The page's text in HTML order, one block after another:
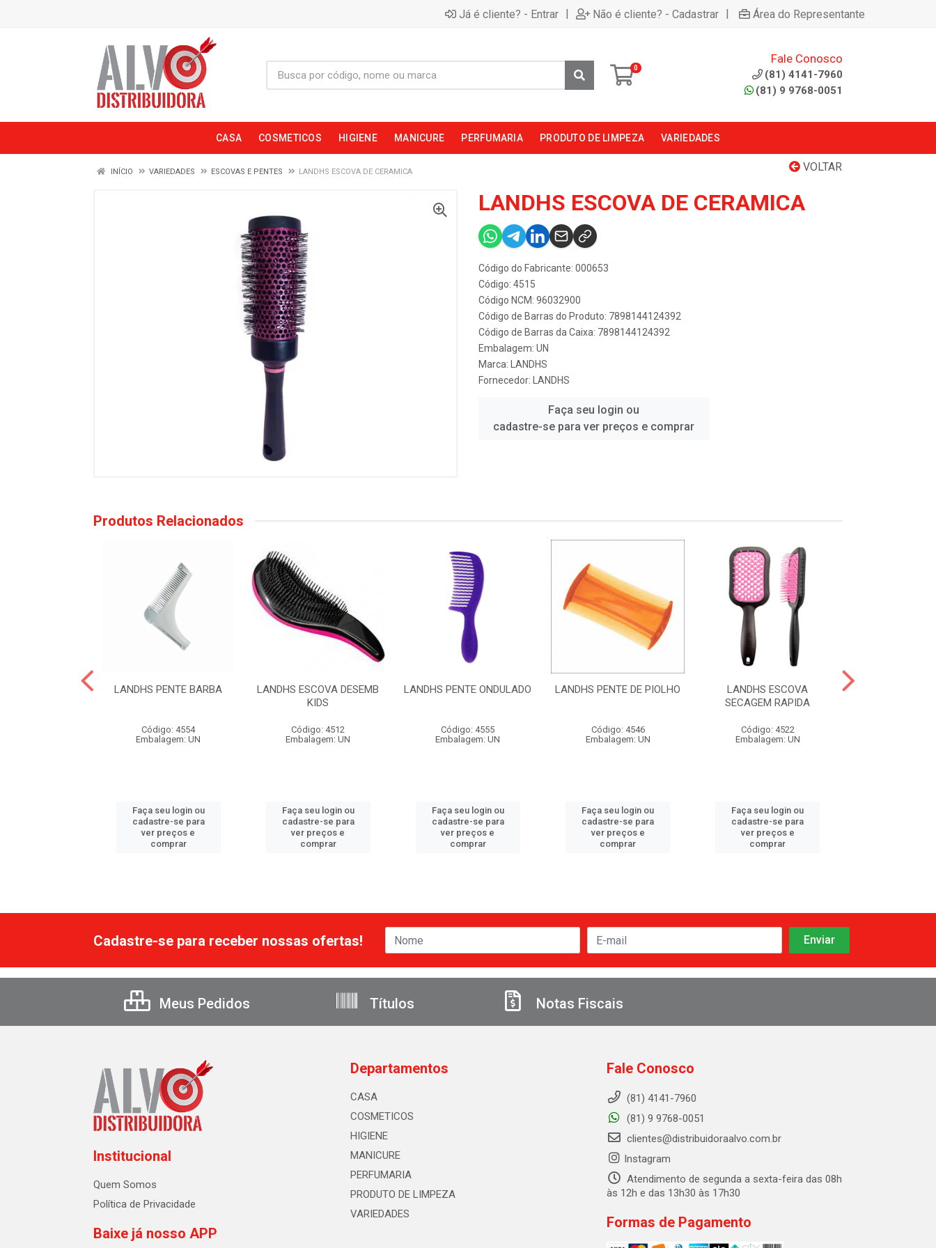
Já é cliente? - Entrar | Não é cliente? - Cadastrar | Área do Representante
0
Fale Conosco
(81) 4141-7960
(81) 9 9768-0051
CASA COSMETICOS HIGIENE MANICURE PERFUMARIA PRODUTO DE LIMPEZA VARIEDADES
VOLTAR
INÍCIO VARIEDADES ESCOVAS E PENTES LANDHS ESCOVA DE CERAMICA
LANDHS ESCOVA DE CERAMICA
Código do Fabricante: 000653
Código: 4515
Código NCM: 96032900
Código de Barras do Produto: 7898144124392
Código de Barras da Caixa: 7898144124392
Embalagem: UN
Marca:
LANDHS
Fornecedor:
LANDHS
Faça seu login ou
cadastre-se para ver preços e comprar
Produtos Relacionados
LANDHS PENTE BARBA
Código: 4554
Embalagem: UN
Faça seu login ou
cadastre-se para
ver preços e
comprar
LANDHS ESCOVA DESEMB
KIDS
Código: 4512
Embalagem: UN
Faça seu login ou
cadastre-se para
ver preços e
comprar
LANDHS PENTE ONDULADO
Código: 4555
Embalagem: UN
Faça seu login ou
cadastre-se para
ver preços e
comprar
LANDHS PENTE DE PIOLHO
Código: 4546
Embalagem: UN
Faça seu login ou
cadastre-se para
ver preços e
comprar
LANDHS ESCOVA
SECAGEM RAPIDA
Código: 4522
Embalagem: UN
Faça seu login ou
cadastre-se para
ver preços e
comprar
Cadastre-se para receber nossas ofertas!
Meus Pedidos Títulos Notas Fiscais
Institucional
Quem Somos
Política de Privacidade
Baixe já nosso APP
Departamentos
CASA
COSMETICOS
HIGIENE
MANICURE
PERFUMARIA
PRODUTO DE LIMPEZA
VARIEDADES
Fale Conosco
(81) 4141-7960
(81) 9 9768-0051
clientes@distribuidoraalvo.com.br
Instagram
Atendimento de segunda a sexta-feira das 08h
às 12h e das 13h30 às 17h30
Formas de Pagamento